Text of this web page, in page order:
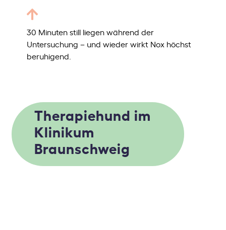
Therapiehund im
Klinikum
Braunschweig
30 Minuten still liegen während der
Untersuchung – und wieder wirkt Nox höchst
beruhigend.